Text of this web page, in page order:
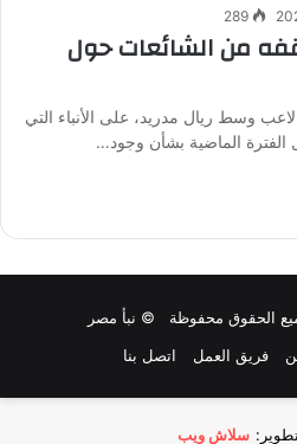
289
من الشائعات حول
وسط ريال مدريد، على الأنباء التي
الفترة الماضية بشأن وجود…
فريق العمل اتصل بنا
سلاش ويب